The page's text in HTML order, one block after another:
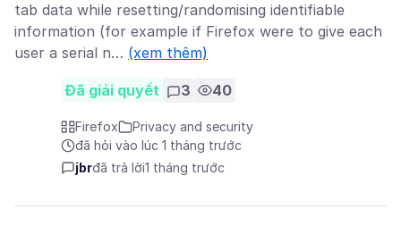
tab data while resetting/randomising identifiable
information (for example if Firefox were to give each
user a serial n… (xem thêm)
Đã giải quyết 3 40
Firefox
Privacy and security
đã hỏi vào lúc 1 tháng trước
jbrđã trả lời1 tháng trước